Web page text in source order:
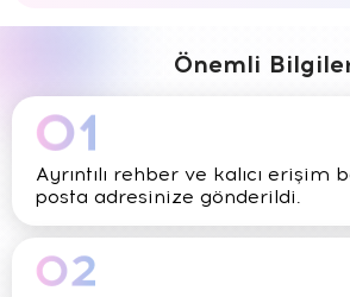
Önemli
Ayrıntılı rehber ve kalıcı erişim
posta adresinize gönderildi.